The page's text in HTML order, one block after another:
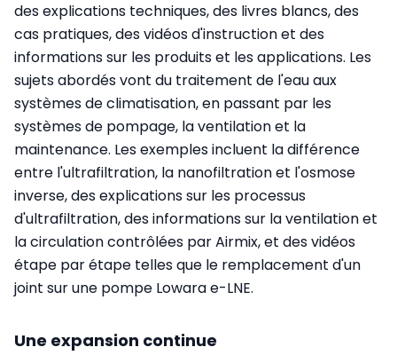
des explications techniques, des livres blancs, des
cas pratiques, des vidéos d'instruction et des
informations sur les produits et les applications. Les
sujets abordés vont du traitement de l'eau aux
systèmes de climatisation, en passant par les
systèmes de pompage, la ventilation et la
maintenance. Les exemples incluent la différence
entre l'ultrafiltration, la nanofiltration et l'osmose
inverse, des explications sur les processus
d'ultrafiltration, des informations sur la ventilation et
la circulation contrôlées par Airmix, et des vidéos
étape par étape telles que le remplacement d'un
joint sur une pompe Lowara e-LNE.
Une expansion continue